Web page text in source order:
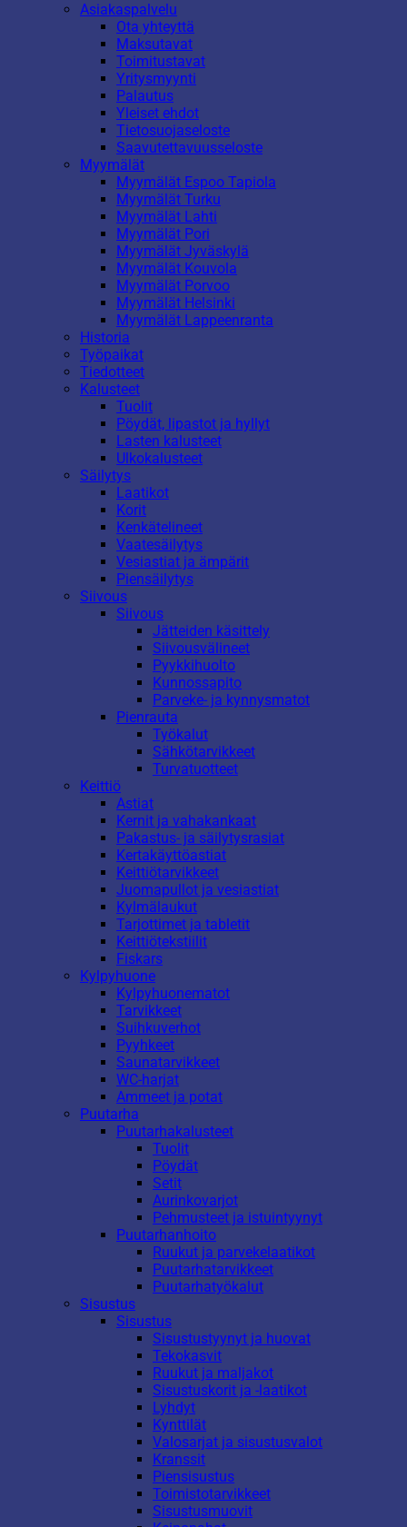
Asiakaspalvelu
Ota yhteyttä
Maksutavat
Toimitustavat
Yritysmyynti
Palautus
Yleiset ehdot
Tietosuojaseloste
Saavutettavuusseloste
Myymälät
Myymälät Espoo Tapiola
Myymälät Turku
Myymälät Lahti
Myymälät Pori
Myymälät Jyväskylä
Myymälät Kouvola
Myymälät Porvoo
Myymälät Helsinki
Myymälät Lappeenranta
Historia
Työpaikat
Tiedotteet
Kalusteet
Tuolit
Pöydät, lipastot ja hyllyt
Lasten kalusteet
Ulkokalusteet
Säilytys
Laatikot
Korit
Kenkätelineet
Vaatesäilytys
Vesiastiat ja ämpärit
Piensäilytys
Siivous
Siivous
Jätteiden käsittely
Siivousvälineet
Pyykkihuolto
Kunnossapito
Parveke- ja kynnysmatot
Pienrauta
Työkalut
Sähkötarvikkeet
Turvatuotteet
Keittiö
Astiat
Kernit ja vahakankaat
Pakastus- ja säilytysrasiat
Kertakäyttöastiat
Keittiötarvikkeet
Juomapullot ja vesiastiat
Kylmälaukut
Tarjottimet ja tabletit
Keittiötekstiilit
Fiskars
Kylpyhuone
Kylpyhuonematot
Tarvikkeet
Suihkuverhot
Pyyhkeet
Saunatarvikkeet
WC-harjat
Ammeet ja potat
Puutarha
Puutarhakalusteet
Tuolit
Pöydät
Setit
Aurinkovarjot
Pehmusteet ja istuintyynyt
Puutarhanhoito
Ruukut ja parvekelaatikot
Puutarhatarvikkeet
Puutarhatyökalut
Sisustus
Sisustus
Sisustustyynyt ja huovat
Tekokasvit
Ruukut ja maljakot
Sisustuskorit ja -laatikot
Lyhdyt
Kynttilät
Valosarjat ja sisustusvalot
Kranssit
Piensisustus
Toimistotarvikkeet
Sisustusmuovit